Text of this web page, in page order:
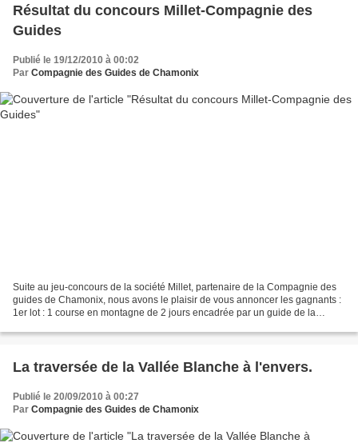
Résultat du concours Millet-Compagnie des
Guides
Publié le 19/12/2010 à 00:02
Par Compagnie des Guides de Chamonix
Suite au jeu-concours de la société Millet, partenaire de la Compagnie des
guides de Chamonix, nous avons le plaisir de vous annoncer les gagnants :
1er lot : 1 course en montagne de 2 jours encadrée par un guide de la
La traversée de la Vallée Blanche à l'envers.
Publié le 20/09/2010 à 00:27
Par Compagnie des Guides de Chamonix